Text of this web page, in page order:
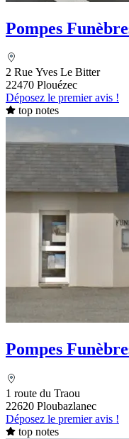
Pompes
2 Rue Yves Le Bitter
22470 Plouézec
Déposez le premier avis !
top notes
Pompes
1 route du Traou
22620 Ploubazlanec
Déposez le premier avis !
top notes